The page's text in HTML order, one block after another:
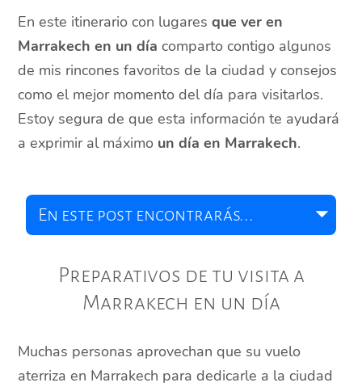
En este itinerario con lugaresque ver en
Marrakech en un díacomparto contigo algunos
de mis rincones favoritos de la ciudad y consejos
como el mejor momento del día para visitarlos.
Estoy segura de que esta información te ayudará
a exprimir al máximo un día en Marrakech.
Preparativos de tu visita a
Marrakech en un día
Muchas personas aprovechan que su vuelo
aterriza en Marrakech para dedicarle a la ciudad